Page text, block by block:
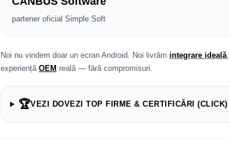
partener oficial Simple Soft
Noi nu vindem doar un ecran Android. Noi livrăm integrare ideală,
experiență OEM reală — fără compromisuri.
🏆VEZI DOVEZI TOP FIRME & CERTIFICĂRI (CLICK)